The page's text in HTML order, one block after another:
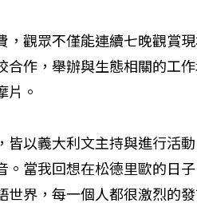
觀眾不僅能連續七晚觀賞
作，舉辦與生態相關的工
片。
以義大利文主持與進行活
當我回想在松德里歐的日
界，每一個人都很激烈的